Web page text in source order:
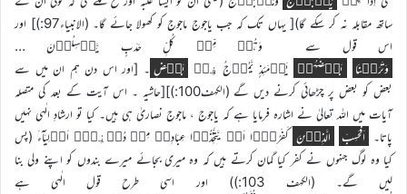
ساتھ مقابلہ نہ کر سکے گا)[ یہاں تک کہ جب یاجوج ماجوج کو کھولا جائے گا۔ (الانبیاء97:)] اور
اس قول سے وَہُمۡ مِّنۡ کُلِّ حَدَبٍ یَّنۡسِلُوۡنَ …
وَتَرَکۡنَا
بَعۡضَہُمۡ یَوۡمَئِذٍ یَّمُوۡجُ فِیۡ بَعۡضٍ ۔ [اور اس دن ہم ان میں سے
بعض کو بعض پر چڑھائی کرنے دیں گے (الکہف100:)][حاشیہ ۔ اس آیت کے بعد کی متصلہ
آیات میں اللہ تعالیٰ نے اشارہ فرمایا ہے کہ یاجوج ، ماجوج نصاریٰ ہی ہیں۔ کیا تو ارشادِ الٰہی نہیں
پاتا۔ اَفَحَسِبَ الَّذِیۡنَ کَفَرُوۡۤا اَنۡ یَّتَّخِذُوۡا عِبَادِیۡ مِنۡ دُوۡنِیۡۤ اَوۡلِیَآءَ (پس
کیا وہ لوگ جنہوں نے کفر کیا گمان کرتے ہیں کہ وہ میری بجائے میرے بندوں کو اپنے ولی بنا
لیں گے۔ (الکہف 103:)) اور اسی طرح قول الٰہی ہے